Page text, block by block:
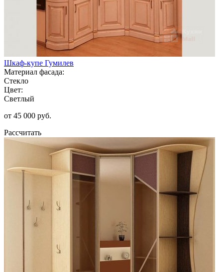
Шкаф-купе Гумилев
Материал фасада:
Стекло
Цвет:
Светлый
от 45 000 руб.
Рассчитать